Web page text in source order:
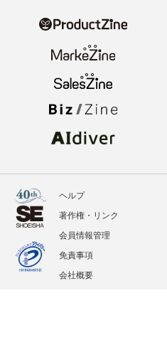
ヘルプ
著作権・リンク
会員情報管理
免責事項
会社概要